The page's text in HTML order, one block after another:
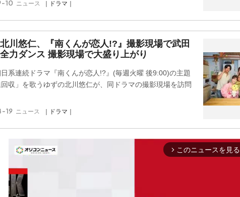
10 ニュース ｜ドラマ｜
川悠仁、『南くんが恋人!?』撮影現場で武田
力ダンス 撮影現場で大盛り上がり
系連続ドラマ『南くんが恋人!?』(毎週火曜 後9:00)の主題
収」を歌うゆずの北川悠仁が、同ドラマの撮影現場を訪問
19 ニュース ｜ドラマ｜
arrow_forward_ios このニュースを見る